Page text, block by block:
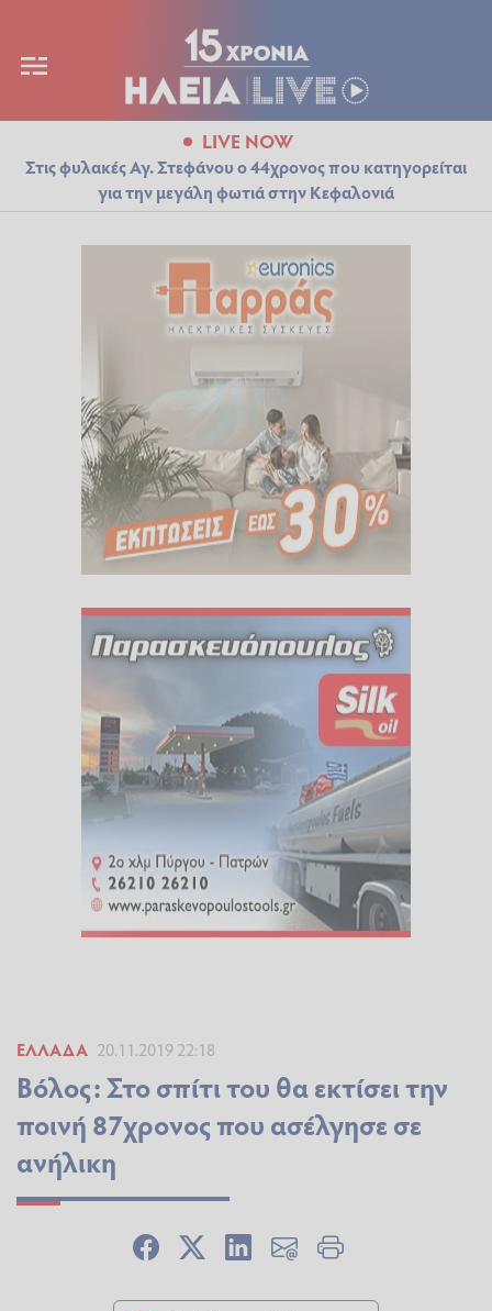
LIVE NOW
Στις φυλακές Αγ. Στεφάνου ο 44χρονος που κατηγορείται
για την μεγάλη φωτιά στην Κεφαλονιά
ΕΛΛΆΔΑ 20.11.2019 22:18
Βόλος: Στο σπίτι του θα εκτίσει την
ποινή 87χρονος που ασέλγησε σε
ανήλικη